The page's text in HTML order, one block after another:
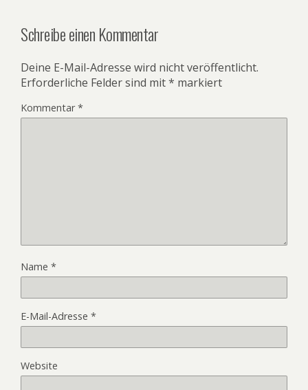
Schreibe einen Kommentar
Deine E-Mail-Adresse wird nicht veröffentlicht.
Erforderliche Felder sind mit* markiert
Kommentar*
Name *
E-Mail-Adresse *
Website